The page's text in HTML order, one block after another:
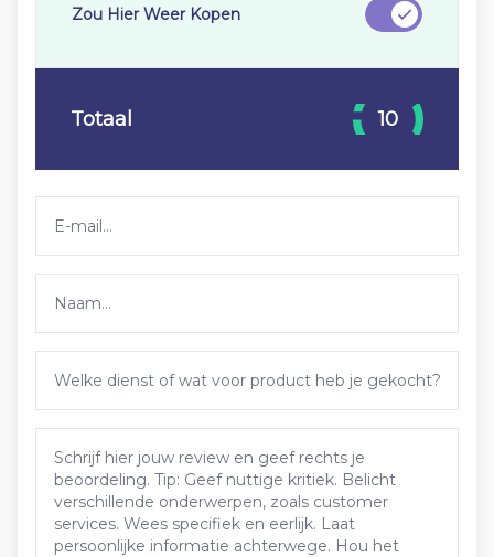
Zou Hier Weer Kopen
Totaal 10